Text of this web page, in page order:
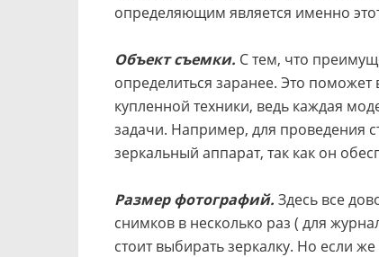
определяющим является именно
Объект съемки. С тем, что
определиться заранее. Это
купленной техники, ведь каждая
задачи. Например, для проведения
зеркальный аппарат, так как он
Размер фотографий. Здесь все
снимков в несколько раз ( для
стоит выбирать зеркалку. Но если